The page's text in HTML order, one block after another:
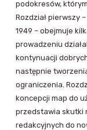
podokresów,
Rozdział pierwszy
1949 – obejmuje
prowadzeniu
kontynuacji
następnie
ograniczenia.
koncepcji map do
przedstawia skutki
redakcyjnych do